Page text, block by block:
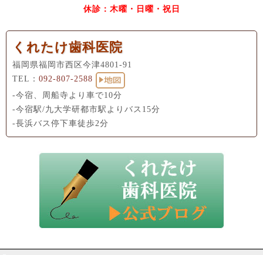
休診：木曜・日曜・祝日
くれたけ歯科医院
福岡県福岡市西区今津4801-91
TEL： 092-807-2588
-今宿、周船寺より車で10分
-今宿駅/九大学研都市駅よりバス15分
-長浜バス停下車徒歩2分